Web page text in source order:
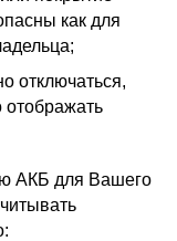
как для
отключаться,
отображать
АКБ для Вашего